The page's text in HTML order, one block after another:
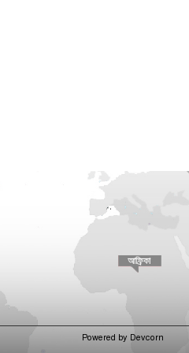
Powered by Devcorn